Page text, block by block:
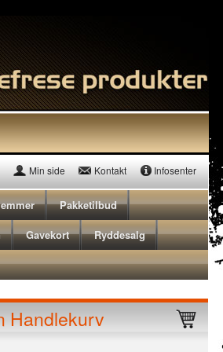
Min side Kontakt Infosenter
Pakketilbud
Gavekort
Ryddesalg
Handlekurv
Triton